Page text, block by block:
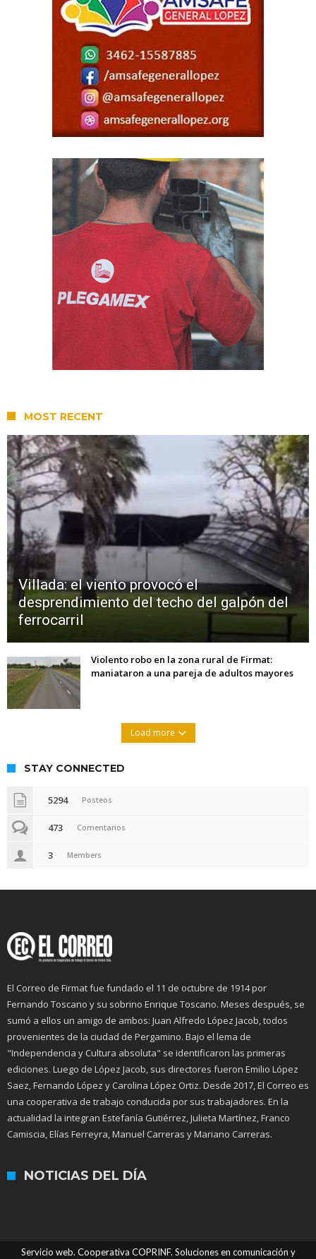
MOST RECENT
Villada: el viento provocó el
desprendimiento del techo del galpón del
ferrocarril
Violento robo en la zona rural de Firmat:
maniataron a una pareja de adultos mayores
Load more
STAY CONNECTED
5294 Posteos
473 Comentarios
3 Members
El Correo de Firmat fue fundado el 11 de octubre de 1914 por
Fernando Toscano y su sobrino Enrique Toscano. Meses después, se
sumó a ellos un amigo de ambos: Juan Alfredo López Jacob, todos
provenientes de la ciudad de Pergamino. Bajo el lema de
"Independencia y Cultura absoluta" se identificaron las primeras
ediciones. Luego de López Jacob, sus directores fueron Emilio López
Saez, Fernando López y Carolina López Ortiz. Desde 2017, El Correo es
una cooperativa de trabajo conducida por sus trabajadores. En la
actualidad la integran Estefanía Gutiérrez, Julieta Martínez, Franco
Camiscia, Elías Ferreyra, Manuel Carreras y Mariano Carreras.
NOTICIAS DEL DÍA
Servicio web. Cooperativa COPRINF. Soluciones en comunicación y